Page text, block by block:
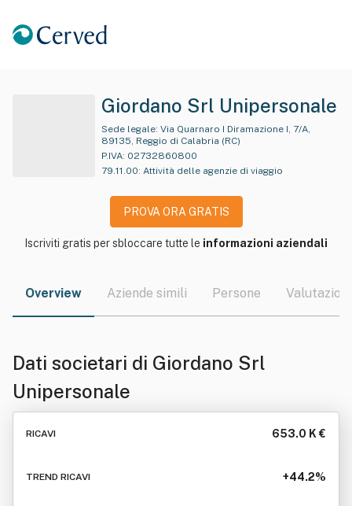
Giordano Srl Unipersonale
Sede legale:
89135, Reggio di Calabria (RC)
P.IVA: 02732860800
79.11.00: Attività delle agenzie di viaggio
PROVA ORA GRATIS
Iscriviti gratis per sbloccare tutte le informazioni aziendali
Overview Aziende simili Persone Valutazioni
Dati societari di Giordano Srl
Unipersonale
RICAVI 653.0 K €
TREND RICAVI +44.2%